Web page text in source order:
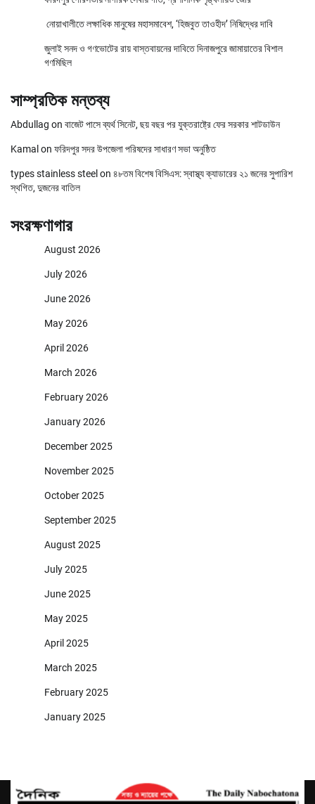
নোয়াখালীতে লক্ষাধিক মানুষের মহাসমাবেশ, ‘হিজবুত তাওহীদ’ নিষিদ্ধের দাবি
জুলাই সনদ ও গণভোটের রায় বাস্তবায়নের দাবিতে দিনাজপুরে জামায়াতের বিশাল
গণমিছিল
সাম্প্রতিক মন্তব্য
Abdullag on বাজেট পাসে ব্যর্থ সিনেট, ছয় বছর পর যুক্তরাষ্ট্রে ফের সরকার শাটডাউন
Kamal on ফরিদপুর সদর উপজেলা পরিষদের সাধারণ সভা অনুষ্ঠিত
types stainless steel on ৪৮তম বিশেষ বিসিএস: স্বাস্থ্য ক্যাডারের ২১ জনের সুপারিশ
স্থগিত, দুজনের বাতিল
সংরক্ষণাগার
August 2026
July 2026
June 2026
May 2026
April 2026
March 2026
February 2026
January 2026
December 2025
November 2025
October 2025
September 2025
August 2025
July 2025
June 2025
May 2025
April 2025
March 2025
February 2025
January 2025